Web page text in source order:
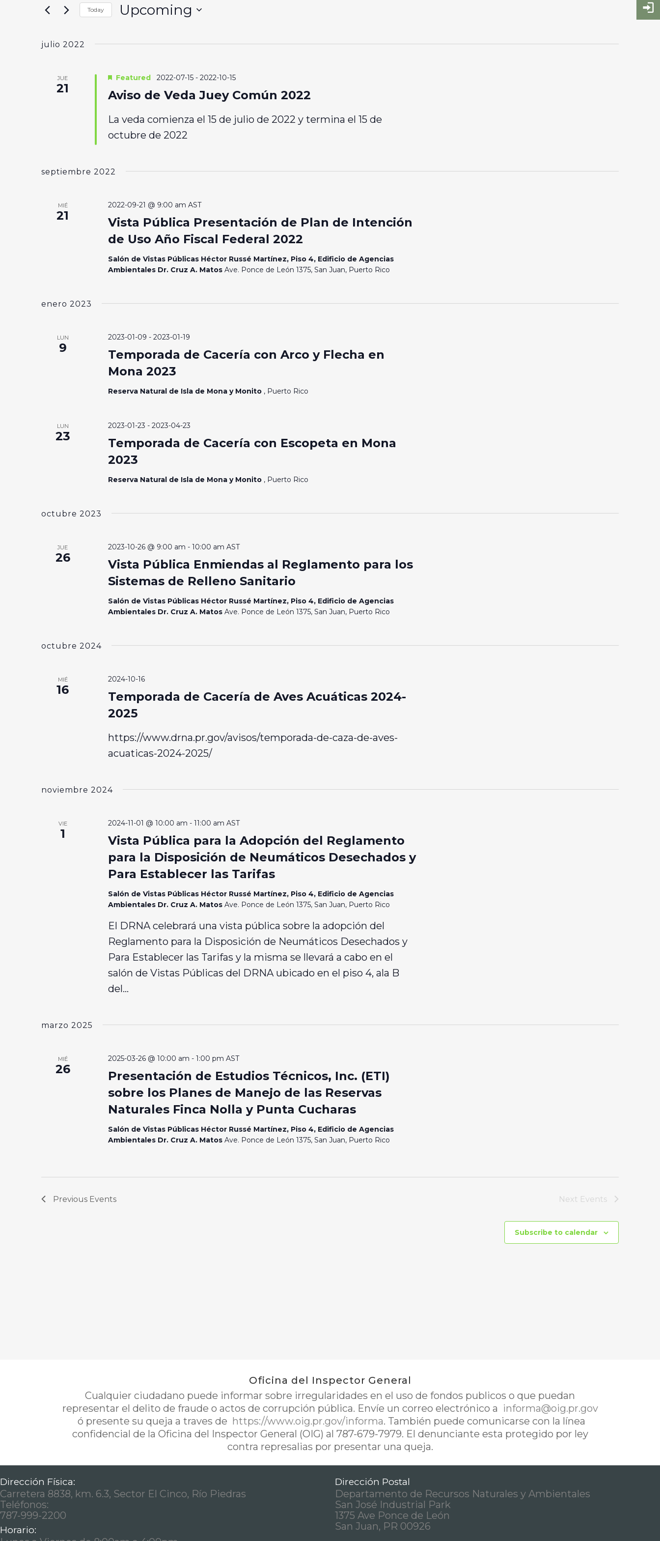
and
Navigation
for
Events
Keyword.
Today Upcoming
julio 2022
JUE
21 Aviso de Veda Juey Común 2022
Featured 2022-07-15- 2022-10-15
La veda comienza el 15 de julio de 2022 y termina el 15 de
octubre de 2022
septiembre 2022
MIÉ
21
Vista Pública Presentación de Plan de Intención
de Uso Año Fiscal Federal 2022
2022-09-21 @ 9:00 am AST
Salón de Vistas Públicas Héctor Russé Martínez, Piso 4, Edificio de Agencias
Ambientales Dr. Cruz A. Matos Ave. Ponce de León 1375, San Juan, Puerto Rico
enero 2023
LUN
9
Temporada de Cacería con Arco y Flecha en
Mona 2023
2023-01-09 - 2023-01-19
Reserva Natural de Isla de Mona y Monito , Puerto Rico
LUN
23
Temporada de Cacería con Escopeta en Mona
2023
2023-01-23 - 2023-04-23
Reserva Natural de Isla de Mona y Monito , Puerto Rico
octubre 2023
JUE
26
Vista Pública Enmiendas al Reglamento para los
Sistemas de Relleno Sanitario
2023-10-26 @ 9:00 am - 10:00 am AST
Salón de Vistas Públicas Héctor Russé Martínez, Piso 4, Edificio de Agencias
Ambientales Dr. Cruz A. Matos Ave. Ponce de León 1375, San Juan, Puerto Rico
octubre 2024
MIÉ
16
Temporada de Cacería de Aves Acuáticas 2024-
2025
2024-10-16
https://www.drna.pr.gov/avisos/temporada-de-caza-de-aves-
acuaticas-2024-2025/
noviembre 2024
VIE
1
Vista Pública para la Adopción del Reglamento
para la Disposición de Neumáticos Desechados y
Para Establecer las Tarifas
2024-11-01 @ 10:00 am - 11:00 am AST
Salón de Vistas Públicas Héctor Russé Martínez, Piso 4, Edificio de Agencias
Ambientales Dr. Cruz A. Matos Ave. Ponce de León 1375, San Juan, Puerto Rico
El DRNA celebrará una vista pública sobre la adopción del
Reglamento para la Disposición de Neumáticos Desechados y
Para Establecer las Tarifas y la misma se llevará a cabo en el
salón de Vistas Públicas del DRNA ubicado en el piso 4, ala B
del...
marzo 2025
MIÉ
26
Presentación de Estudios Técnicos, Inc. (ETI)
sobre los Planes de Manejo de las Reservas
Naturales Finca Nolla y Punta Cucharas
2025-03-26 @ 10:00 am - 1:00 pm AST
Salón de Vistas Públicas Héctor Russé Martínez, Piso 4, Edificio de Agencias
Ambientales Dr. Cruz A. Matos Ave. Ponce de León 1375, San Juan, Puerto Rico
Previous Events Next Events
Subscribe to calendar
Oficina del Inspector General
Cualquier ciudadano puede informar sobre irregularidades en el uso de fondos publicos o que puedan
representar el delito de fraude o actos de corrupción pública. Envíe un correo electrónico a informa@oig.pr.gov
ó presente su queja a traves de https://www.oig.pr.gov/informa. También puede comunicarse con la línea
confidencial de la Oficina del Inspector General (OIG) al 787-679-7979. El denunciante esta protegido por ley
contra represalias por presentar una queja.
Dirección Física:
Carretera 8838, km. 6.3, Sector El Cinco, Río Piedras
Teléfonos:
787-999-2200
Horario:
Dirección Postal
Departamento de Recursos Naturales y Ambientales
San José Industrial Park
1375 Ave Ponce de León
San Juan, PR 00926